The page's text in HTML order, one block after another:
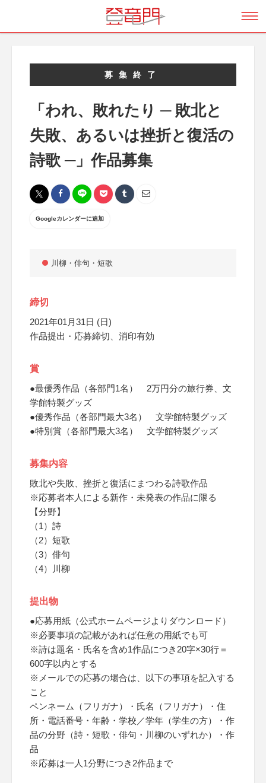
募集終了
「われ、敗れたり ─ 敗北と
失敗、あるいは挫折と復活の
詩歌 ─」作品募集
Googleカレンダーに追加
川柳・俳句・短歌
締切
2021年01月31日 (日)
作品提出・応募締切、消印有効
賞
●最優秀作品（各部門1名） 2万円分の旅行券、文
学館特製グッズ
●優秀作品（各部門最大3名） 文学館特製グッズ
●特別賞（各部門最大3名） 文学館特製グッズ
募集内容
敗北や失敗、挫折と復活にまつわる詩歌作品
※応募者本人による新作・未発表の作品に限る
【分野】
（1）詩
（2）短歌
（3）俳句
（4）川柳
提出物
●応募用紙（公式ホームページよりダウンロード）
※必要事項の記載があれば任意の用紙でも可
※詩は題名・氏名を含め1作品につき20字×30行＝
600字以内とする
※メールでの応募の場合は、以下の事項を記入する
こと
ペンネーム（フリガナ）・氏名（フリガナ）・住
所・電話番号・年齢・学校／学年（学生の方）・作
品の分野（詩・短歌・俳句・川柳のいずれか）・作
品
※応募は一人1分野につき2作品まで